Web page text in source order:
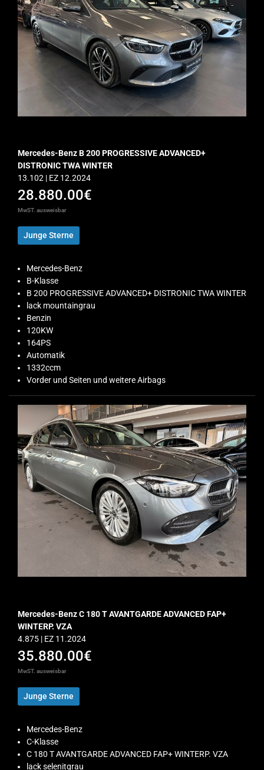
Mercedes-Benz B 200 PROGRESSIVE ADVANCED+
DISTRONIC TWA WINTER
13.102 | EZ 12.2024
28.880.00€
MwST. ausweisbar
Junge Sterne
Mercedes-Benz
B-Klasse
B 200 PROGRESSIVE ADVANCED+ DISTRONIC TWA WINTER
lack mountaingrau
Benzin
120KW
164PS
Automatik
1332ccm
Vorder und Seiten und weitere Airbags
Mercedes-Benz C 180 T AVANTGARDE ADVANCED FAP+
WINTERP. VZA
4.875 | EZ 11.2024
35.880.00€
MwST. ausweisbar
Junge Sterne
Mercedes-Benz
C-Klasse
C 180 T AVANTGARDE ADVANCED FAP+ WINTERP. VZA
lack selenitgrau